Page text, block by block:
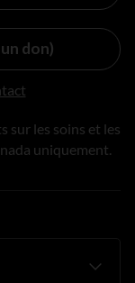
don)
sur les soins et les
uniquement.